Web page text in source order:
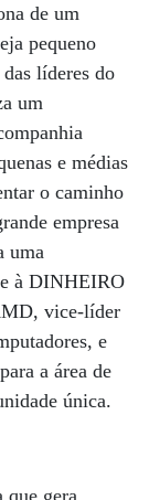
de um
pequeno
líderes do
um
e médias
o caminho
empresa
uma
à DINHEIRO
vice-líder
e
a área de
única.
que gera